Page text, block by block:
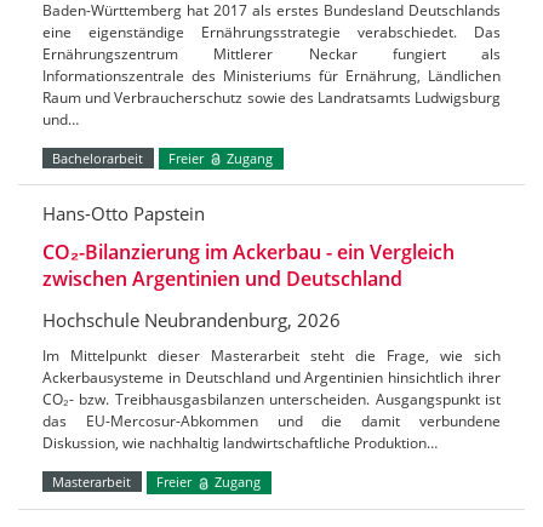
Baden-Württemberg hat 2017 als erstes Bundesland Deutschlands
eine eigenständige Ernährungsstrategie verabschiedet. Das
Ernährungszentrum Mittlerer Neckar fungiert als
Informationszentrale des Ministeriums für Ernährung, Ländlichen
Raum und Verbraucherschutz sowie des Landratsamts Ludwigsburg
und…
Bachelorarbeit Freier Zugang
Hans-Otto Papstein
CO₂-Bilanzierung im Ackerbau - ein Vergleich
zwischen Argentinien und Deutschland
Hochschule Neubrandenburg, 2026
Im Mittelpunkt dieser Masterarbeit steht die Frage, wie sich
Ackerbausysteme in Deutschland und Argentinien hinsichtlich ihrer
CO₂- bzw. Treibhausgasbilanzen unterscheiden. Ausgangspunkt ist
das EU-Mercosur-Abkommen und die damit verbundene
Diskussion, wie nachhaltig landwirtschaftliche Produktion…
Masterarbeit Freier Zugang